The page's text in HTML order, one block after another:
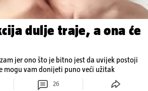
dulje traje, a ona će
jer ono što je bitno jest da uvijek postoji
mogu vam donijeti puno veći užitak
26